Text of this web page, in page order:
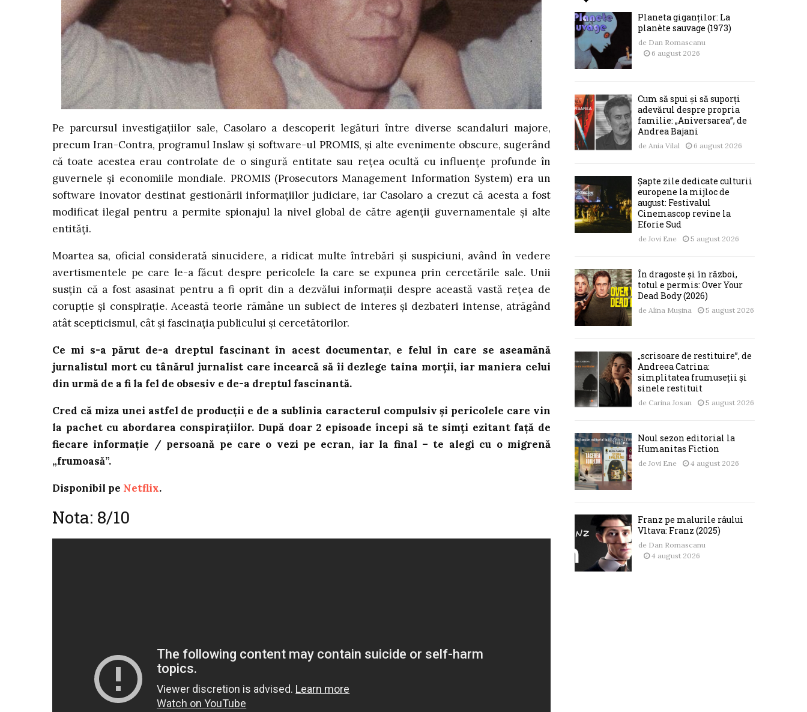
Pe parcursul investigațiilor sale, Casolaro a descoperit legături între diverse scandaluri majore,
precum Iran-Contra, programul Inslaw și software-ul PROMIS, și alte evenimente obscure, sugerând
că toate acestea erau controlate de o singură entitate sau rețea ocultă cu influențe profunde în
guvernele și economiile mondiale. PROMIS (Prosecutors Management Information System) era un
software inovator destinat gestionării informațiilor judiciare, iar Casolaro a crezut că acesta a fost
modificat ilegal pentru a permite spionajul la nivel global de către agenții guvernamentale și alte
entități.
Moartea sa, oficial considerată sinucidere, a ridicat multe întrebări și suspiciuni, având în vedere
avertismentele pe care le-a făcut despre pericolele la care se expunea prin cercetările sale. Unii
susțin că a fost asasinat pentru a fi oprit din a dezvălui informații despre această vastă rețea de
corupție și conspirație. Această teorie rămâne un subiect de interes și dezbateri intense, atrăgând
atât scepticismul, cât și fascinația publicului și cercetătorilor.
Ce mi s-a părut de-a dreptul fascinant în acest documentar, e felul în care se aseamănă
jurnalistul mort cu tânărul jurnalist care încearcă să îi dezlege taina morții, iar maniera celui
din urmă de a fi la fel de obsesiv e de-a dreptul fascinantă.
Cred că miza unei astfel de producții e de a sublinia caracterul compulsiv și pericolele care vin
la pachet cu abordarea conspirațiilor. După doar 2 episoade începi să te simți ezitant față de
fiecare informație / persoană pe care o vezi pe ecran, iar la final – te alegi cu o migrenă
„frumoasă”.
Disponibil pe Netflix.
Nota: 8/10
Planeta giganților: La
planète sauvage (1973)
de Dan Romascanu
6 august 2026
Cum să spui și să suporți
adevărul despre propria
familie: „Aniversarea”, de
Andrea Bajani
de Ania Vilal 6 august 2026
Șapte zile dedicate culturii
europene la mijloc de
august: Festivalul
Cinemascop revine la
Eforie Sud
de Jovi Ene 5 august 2026
În dragoste și în război,
totul e permis: Over Your
Dead Body (2026)
de Alina Mușina 5 august 2026
„scrisoare de restituire”, de
Andreea Catrina:
simplitatea frumuseții și
sinele restituit
de Carina Josan 5 august 2026
Noul sezon editorial la
Humanitas Fiction
de Jovi Ene 4 august 2026
Franz pe malurile râului
Vltava: Franz (2025)
de Dan Romascanu
4 august 2026